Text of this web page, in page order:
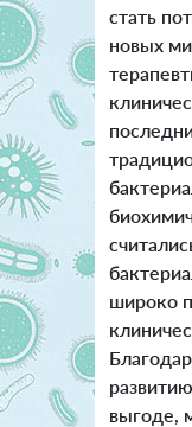
стать
новых
широко
выгоде,